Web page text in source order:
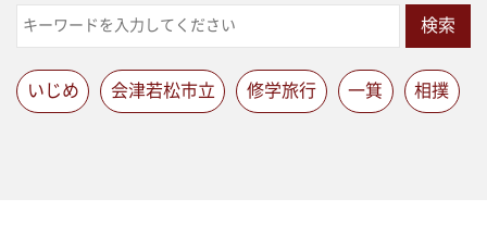
検索
いじめ 会津若松市立 修学旅行 一箕 相撲